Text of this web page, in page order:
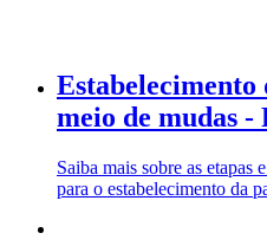
Estabelecimento
meio de mudas -
Saiba mais sobre as etapas
para o estabelecimento da